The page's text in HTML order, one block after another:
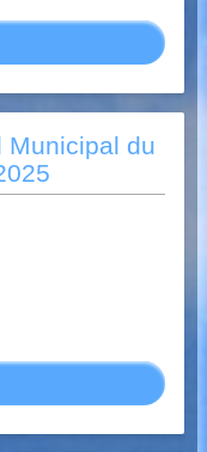
sur
Conseil
Municipal
20
Mars
Municipal du
sur
Délibérations
du